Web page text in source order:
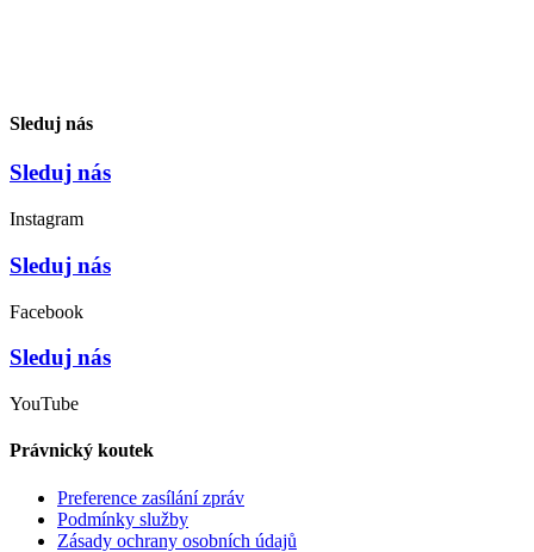
Sleduj nás
Sleduj nás
Instagram
Sleduj nás
Facebook
Sleduj nás
YouTube
Právnický koutek
Preference zasílání zpráv
Podmínky služby
Zásady ochrany osobních údajů